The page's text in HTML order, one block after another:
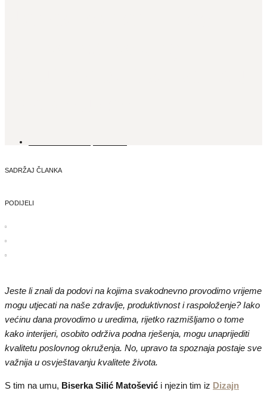
SADRŽAJ ČLANKA
PODIJELI
Jeste li znali da podovi na kojima svakodnevno provodimo vrijeme
mogu utjecati na naše zdravlje, produktivnost i raspoloženje? Iako
većinu dana provodimo u uredima, rijetko razmišljamo o tome
kako interijeri, osobito održiva podna rješenja, mogu unaprijediti
kvalitetu poslovnog okruženja. No, upravo ta spoznaja postaje sve
važnija u osvještavanju kvalitete života.
S tim na umu, Biserka Silić Matošević i njezin tim iz Dizajn